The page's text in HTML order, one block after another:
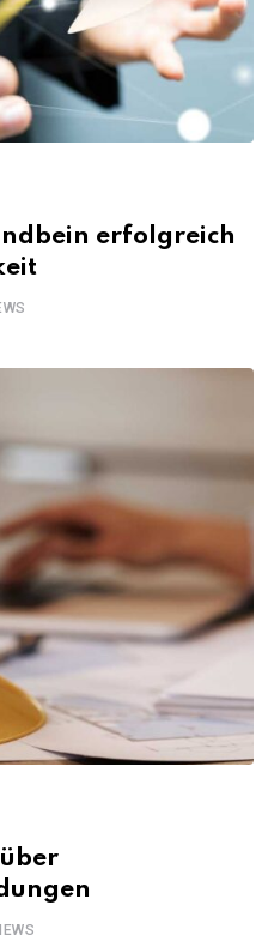
erfolgreich